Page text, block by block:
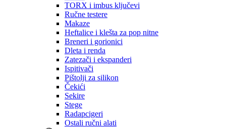
TORX i imbus ključevi
Ručne testere
Makaze
Heftalice i klešta za pop nitne
Breneri i gorionici
Dleta i renda
Zatezači i ekspanderi
Ispitivači
Pištolji za silikon
Čekići
Sekire
Stege
Radapcigeri
Ostali ručni alati